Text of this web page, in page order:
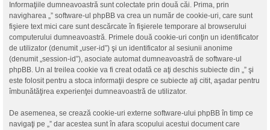
Informaţiile dumneavoastră sunt colectate prin două căi. Prima, prin
navigharea „” software-ul phpBB va crea un număr de cookie-uri, care sunt
fişiere text mici care sunt descărcate în fişierele temporare al browserului
computerului dumneavoastră. Primele două cookie-uri conţin un identificator
de utilizator (denumit „user-id”) şi un identificator al sesiunii anonime
(denumit „session-id”), asociate automat dumneavoastră de software-ul
phpBB. Un al treilea cookie va fi creat odată ce aţi deschis subiecte din „” şi
este folosit pentru a stoca informaţii despre ce subiecte aţi citit, aşadar pentru
îmbunătăţirea experienţei dumneavoastră de utilizator.
De asemenea, se crează cookie-uri externe software-ului phpBB în timp ce
navigaţi pe „” dar acestea sunt în afara scopului acestui document care